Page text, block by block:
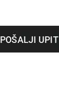
POŠALJI UPIT